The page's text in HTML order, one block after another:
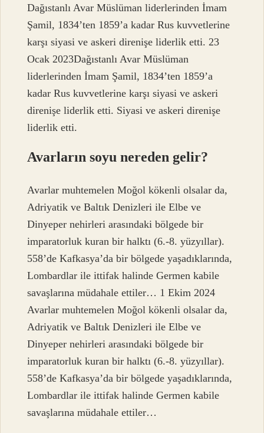
Dağıstanlı Avar Müslüman liderlerinden İmam
Şamil, 1834’ten 1859’a kadar Rus kuvvetlerine
karşı siyasi ve askeri direnişe liderlik etti. 23
Ocak 2023Dağıstanlı Avar Müslüman
liderlerinden İmam Şamil, 1834’ten 1859’a
kadar Rus kuvvetlerine karşı siyasi ve askeri
direnişe liderlik etti. Siyasi ve askeri direnişe
liderlik etti.
Avarların soyu nereden gelir?
Avarlar muhtemelen Moğol kökenli olsalar da,
Adriyatik ve Baltık Denizleri ile Elbe ve
Dinyeper nehirleri arasındaki bölgede bir
imparatorluk kuran bir halktı (6.-8. yüzyıllar).
558’de Kafkasya’da bir bölgede yaşadıklarında,
Lombardlar ile ittifak halinde Germen kabile
savaşlarına müdahale ettiler… 1 Ekim 2024
Avarlar muhtemelen Moğol kökenli olsalar da,
Adriyatik ve Baltık Denizleri ile Elbe ve
Dinyeper nehirleri arasındaki bölgede bir
imparatorluk kuran bir halktı (6.-8. yüzyıllar).
558’de Kafkasya’da bir bölgede yaşadıklarında,
Lombardlar ile ittifak halinde Germen kabile
savaşlarına müdahale ettiler…